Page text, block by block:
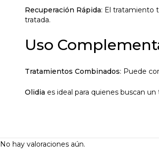
Recuperación Rápida: El tratamiento
tratada.
Uso
Tratamientos Combinados: Puede
Olidia es ideal para quienes buscan
No hay valoraciones aún.